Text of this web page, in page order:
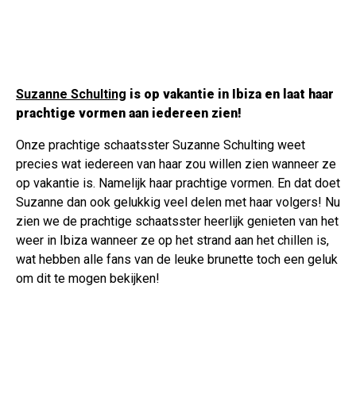
Suzanne Schulting is op vakantie in Ibiza en laat haar
prachtige vormen aan iedereen zien!
Onze prachtige schaatsster Suzanne Schulting weet
precies wat iedereen van haar zou willen zien wanneer ze
op vakantie is. Namelijk haar prachtige vormen. En dat doet
Suzanne dan ook gelukkig veel delen met haar volgers! Nu
zien we de prachtige schaatsster heerlijk genieten van het
weer in Ibiza wanneer ze op het strand aan het chillen is,
wat hebben alle fans van de leuke brunette toch een geluk
om dit te mogen bekijken!